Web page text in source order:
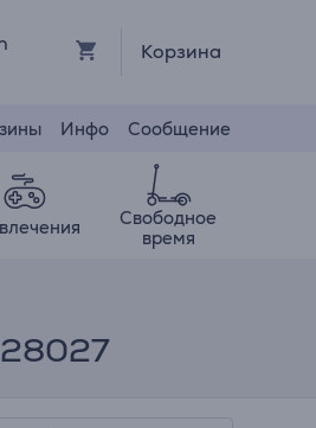
Корзина
Инфо Сообщение
Свободное
время